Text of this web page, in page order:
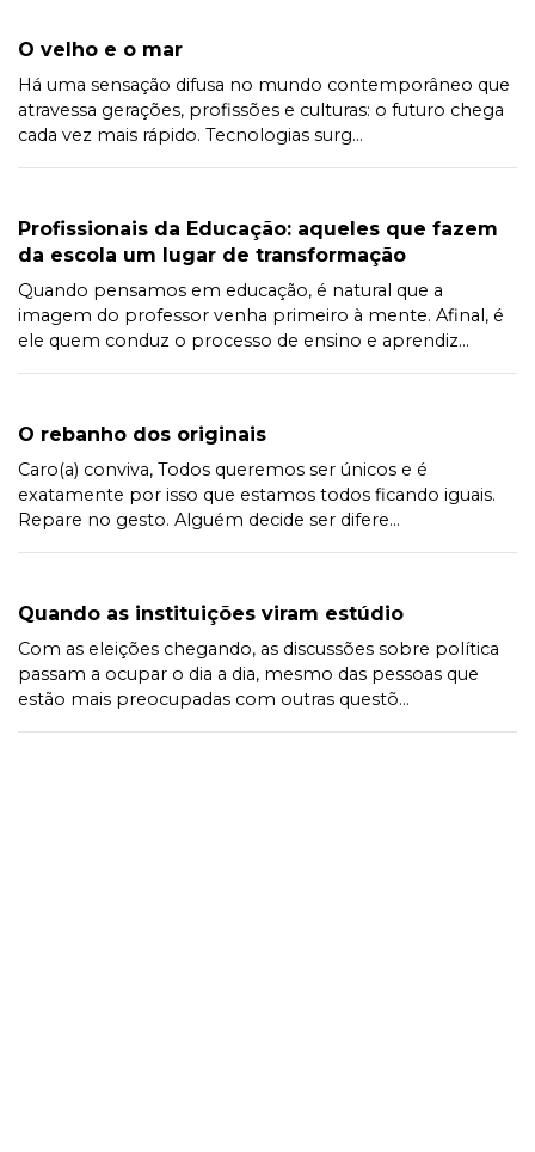
O velho e o mar
Há uma sensação difusa no mundo contemporâneo que
atravessa gerações, profissões e culturas: o futuro chega
cada vez mais rápido. Tecnologias surg...
Profissionais da Educação: aqueles que fazem
da escola um lugar de transformação
Quando pensamos em educação, é natural que a
imagem do professor venha primeiro à mente. Afinal, é
ele quem conduz o processo de ensino e aprendiz...
O rebanho dos originais
Caro(a) conviva, Todos queremos ser únicos e é
exatamente por isso que estamos todos ficando iguais.
Repare no gesto. Alguém decide ser difere...
Quando as instituições viram estúdio
Com as eleições chegando, as discussões sobre política
passam a ocupar o dia a dia, mesmo das pessoas que
estão mais preocupadas com outras questõ...